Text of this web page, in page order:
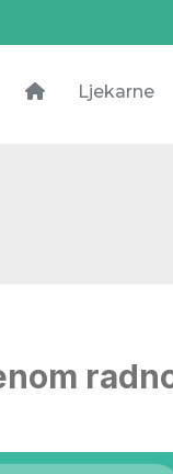
Ljekarne